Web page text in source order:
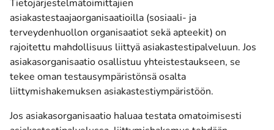
Tietojärjestelmätoimittajien
asiakastestaajaorganisaatioilla (sosiaali- ja
terveydenhuollon organisaatiot sekä apteekit) on
rajoitettu mahdollisuus liittyä asiakastestipalveluun. Jos
asiakasorganisaatio osallistuu yhteistestaukseen, se
tekee oman testausympäristönsä osalta
liittymishakemuksen asiakastestiympäristöön.
Jos asiakasorganisaatio haluaa testata omatoimisesti